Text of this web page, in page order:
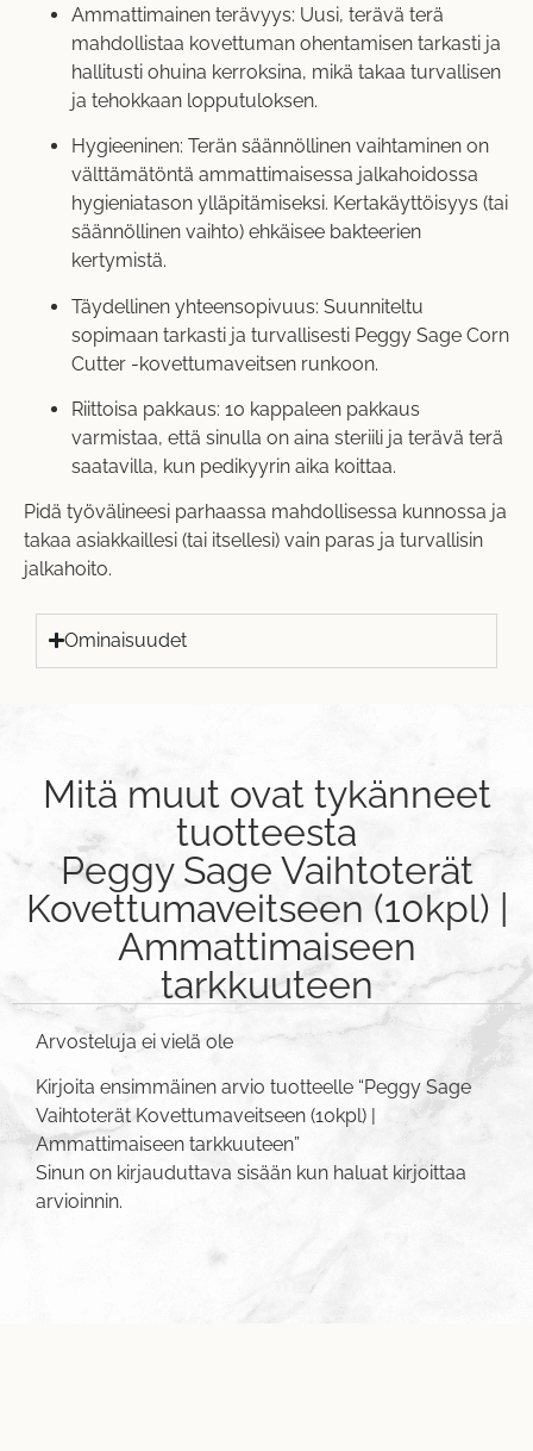
Ammattimainen terävyys: Uusi, terävä terä
mahdollistaa kovettuman ohentamisen tarkasti ja
hallitusti ohuina kerroksina, mikä takaa turvallisen
ja tehokkaan lopputuloksen.
Hygieeninen: Terän säännöllinen vaihtaminen on
välttämätöntä ammattimaisessa jalkahoidossa
hygieniatason ylläpitämiseksi. Kertakäyttöisyys (tai
säännöllinen vaihto) ehkäisee bakteerien
kertymistä.
Täydellinen yhteensopivuus: Suunniteltu
sopimaan tarkasti ja turvallisesti Peggy Sage Corn
Cutter -kovettumaveitsen runkoon.
Riittoisa pakkaus: 10 kappaleen pakkaus
varmistaa, että sinulla on aina steriili ja terävä terä
saatavilla, kun pedikyyrin aika koittaa.
Pidä työvälineesi parhaassa mahdollisessa kunnossa ja
takaa asiakkaillesi (tai itsellesi) vain paras ja turvallisin
jalkahoito.
Ominaisuudet
Mitä muut ovat tykänneet
tuotteesta
Peggy Sage Vaihtoterät
Kovettumaveitseen (10kpl) |
Ammattimaiseen
tarkkuuteen
Arvosteluja ei vielä ole
Kirjoita ensimmäinen arvio tuotteelle “Peggy Sage
Vaihtoterät Kovettumaveitseen (10kpl) |
Ammattimaiseen tarkkuuteen”
Sinun on kirjauduttava sisään kun haluat kirjoittaa
arvioinnin.